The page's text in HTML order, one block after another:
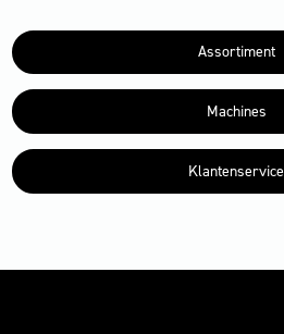
Assortiment
Machines
Klantenservice